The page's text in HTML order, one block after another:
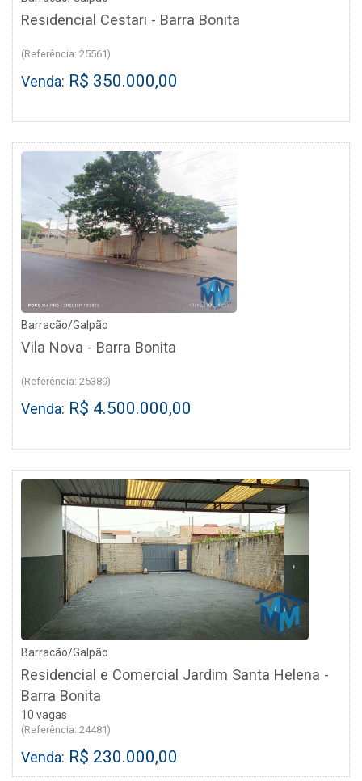
Residencial Cestari - Barra Bonita
(Referência: 25561)
Venda: R$ 350.000,00
Barracão/Galpão
Vila Nova - Barra Bonita
(Referência: 25389)
Venda: R$ 4.500.000,00
Barracão/Galpão
Residencial e Comercial Jardim Santa Helena -
Barra Bonita
10 vagas
(Referência: 24481)
Venda: R$ 230.000,00